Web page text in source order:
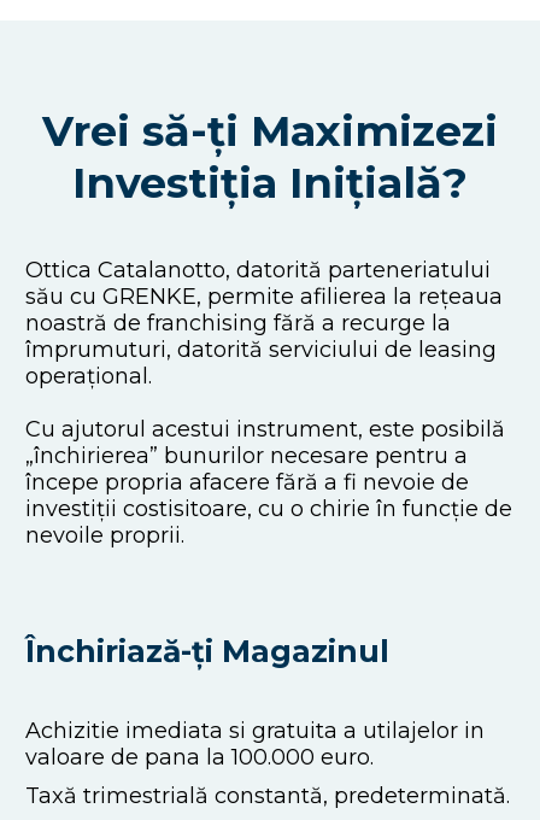
Vrei să-ți Maximizezi
Investiția Inițială?
Ottica Catalanotto, datorită parteneriatului
său cu GRENKE, permite afilierea la rețeaua
noastră de franchising fără a recurge la
împrumuturi, datorită serviciului de leasing
operațional.
Cu ajutorul acestui instrument, este posibilă
„închirierea” bunurilor necesare pentru a
începe propria afacere fără a fi nevoie de
investiții costisitoare, cu o chirie în funcție de
nevoile proprii.
Închiriază-ți Magazinul
Achizitie imediata si gratuita a utilajelor in
valoare de pana la 100.000 euro.
Taxă trimestrială constantă, predeterminată.